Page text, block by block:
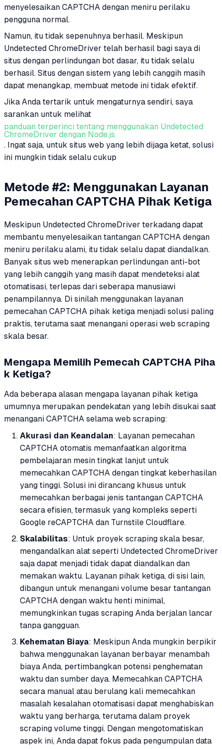
menyelesaikan CAPTCHA dengan meniru perilaku
pengguna normal.
Namun, itu tidak sepenuhnya berhasil. Meskipun
Undetected ChromeDriver telah berhasil bagi saya di
situs dengan perlindungan bot dasar, itu tidak selalu
berhasil. Situs dengan sistem yang lebih canggih masih
dapat menangkap, membuat metode ini tidak efektif.
Jika Anda tertarik untuk mengaturnya sendiri, saya
sarankan untuk melihat
panduan terperinci tentang menggunakan Undetected
ChromeDriver dengan Node.js
. Ingat saja, untuk situs web yang lebih dijaga ketat, solusi
ini mungkin tidak selalu cukup
Metode #2: Menggunakan Layanan
Pemecahan CAPTCHA Pihak Ketiga
Meskipun Undetected ChromeDriver terkadang dapat
membantu menyelesaikan tantangan CAPTCHA dengan
meniru perilaku alami, itu tidak selalu dapat diandalkan.
Banyak situs web menerapkan perlindungan anti-bot
yang lebih canggih yang masih dapat mendeteksi alat
otomatisasi, terlepas dari seberapa manusiawi
penampilannya. Di sinilah menggunakan layanan
pemecahan CAPTCHA pihak ketiga menjadi solusi paling
praktis, terutama saat menangani operasi web scraping
skala besar.
Mengapa Memilih Pemecah CAPTCHA Piha
k Ketiga?
Ada beberapa alasan mengapa layanan pihak ketiga
umumnya merupakan pendekatan yang lebih disukai saat
menangani CAPTCHA selama web scraping:
Akurasi dan Keandalan: Layanan pemecahan
CAPTCHA otomatis memanfaatkan algoritma
pembelajaran mesin tingkat lanjut untuk
memecahkan CAPTCHA dengan tingkat keberhasilan
yang tinggi. Solusi ini dirancang khusus untuk
memecahkan berbagai jenis tantangan CAPTCHA
secara efisien, termasuk yang kompleks seperti
Google reCAPTCHA dan Turnstile Cloudflare.
Skalabilitas: Untuk proyek scraping skala besar,
mengandalkan alat seperti Undetected ChromeDriver
saja dapat menjadi tidak dapat diandalkan dan
memakan waktu. Layanan pihak ketiga, di sisi lain,
dibangun untuk menangani volume besar tantangan
CAPTCHA dengan waktu henti minimal,
memungkinkan tugas scraping Anda berjalan lancar
tanpa gangguan.
Kehematan Biaya: Meskipun Anda mungkin berpikir
bahwa menggunakan layanan berbayar menambah
biaya Anda, pertimbangkan potensi penghematan
waktu dan sumber daya. Memecahkan CAPTCHA
secara manual atau berulang kali memecahkan
masalah kesalahan otomatisasi dapat menghabiskan
waktu yang berharga, terutama dalam proyek
scraping volume tinggi. Dengan mengotomatiskan
aspek ini, Anda dapat fokus pada pengumpulan data